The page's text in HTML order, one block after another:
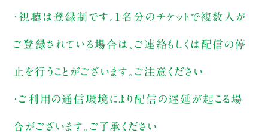
・視聴は登録制です。1名分のチケットで複数人が
ご登録されている場合は、ご連絡もしくは配信の停
止を行うことがございます。ご注意ください
・ご利用の通信環境により配信の遅延が起こる場
合がございます。ご了承ください